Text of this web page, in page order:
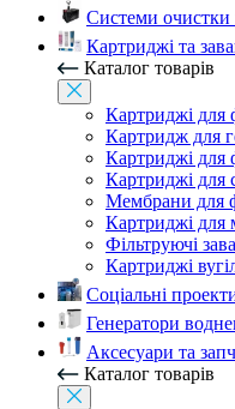
Системи очистки
Картриджі та
Каталог товарів
Картриджі для
Картридж для
Картриджі для
Картриджі для
Мембрани для
Картриджі для
Фільтруючі
Картриджі
Соціальні
Генератори
Аксесуари та
Каталог товарів